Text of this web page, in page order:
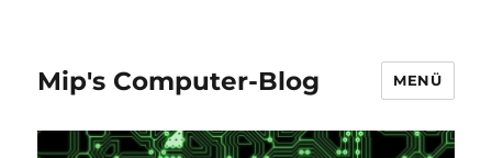
Mip's Computer-Blog MENÜ